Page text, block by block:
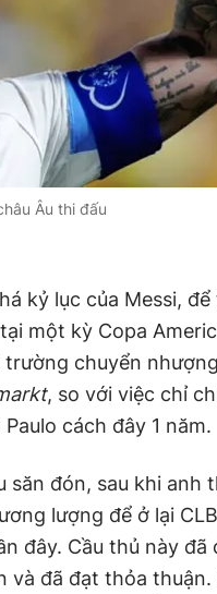
Âu thi đấu
kỷ lục của Messi,
một kỳ Copa
chuyển
, so với việc chỉ
cách đây 1 năm.
săn đón, sau khi anh
lượng để ở lại
đây. Cầu thủ này đã
đã đạt thỏa thuận.